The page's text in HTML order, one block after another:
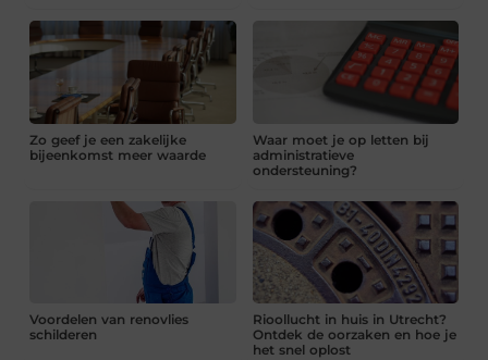
Zo geef je een zakelijke
bijeenkomst meer waarde
Waar moet je op letten bij
administratieve
ondersteuning?
Voordelen van renovlies
schilderen
Rioollucht in huis in Utrecht?
Ontdek de oorzaken en hoe je
het snel oplost